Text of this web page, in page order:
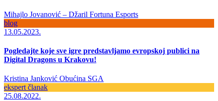
Mihajlo Jovanović – Džaril Fortuna Esports
blog
13.05.2023.
Pogledajte koje sve igre predstavljamo evropskoj publici na
Digital Dragons u Krakovu!
Kristina Janković Obućina SGA
ekspert članak
25.08.2022.